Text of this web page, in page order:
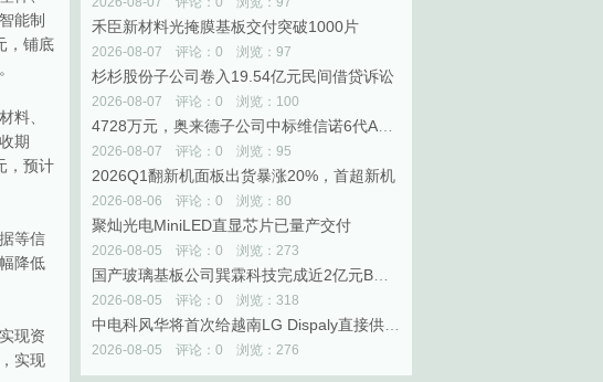
能制
，铺底
料、
期
，预计
等信
降低
现资
实现
禾臣新材料光掩膜基板交付突破1000片
2026-08-07 评论：0 浏览：97
杉杉股份子公司卷入19.54亿元民间借贷诉讼
2026-08-07 评论：0 浏览：100
2026-08-07 评论：0 浏览：95
2026Q1翻新机面板出货暴涨20%，首超新机
2026-08-06 评论：0 浏览：80
聚灿光电MiniLED直显芯片已量产交付
2026-08-05 评论：0 浏览：273
2026-08-05 评论：0 浏览：318
2026-08-05 评论：0 浏览：276